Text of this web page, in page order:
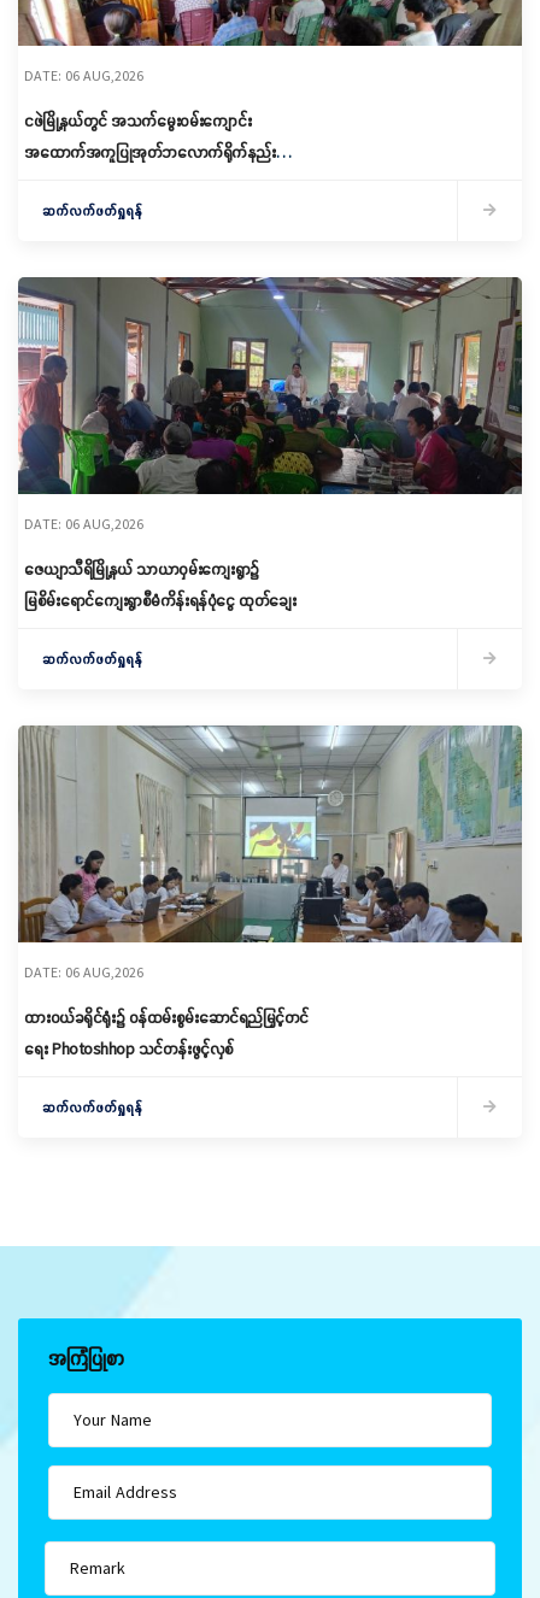
DATE: 06 AUG,2026
ငဖဲမြို့နယ်တွင် အသက်မွေးဝမ်းကျောင်း
အထောက်အကူပြုအုတ်ဘလောက်ရိုက်နည်း
ဆက်လက်ဖတ်ရှုရန်
DATE: 06 AUG,2026
ဇေယျာသီရိမြို့နယ် သာယာဝှမ်းကျေးရွာ၌
မြစိမ်းရောင်ကျေးရွာစီမံကိန်းရန်ပုံငွေ ထုတ်ချေး
ဆက်လက်ဖတ်ရှုရန်
DATE: 06 AUG,2026
ထားဝယ်ခရိုင်ရုံး၌ ဝန်ထမ်းစွမ်းဆောင်ရည်မြှင့်တင်
ရေး Photoshhop သင်တန်းဖွင့်လှစ်
ဆက်လက်ဖတ်ရှုရန်
အကြံပြုစာ